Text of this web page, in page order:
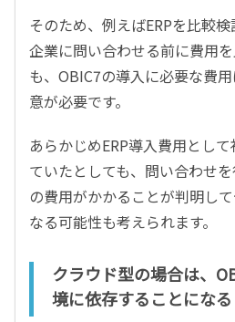
そのため、例えばERPを比較
企業に問い合わせる前に費用
も、OBIC7の導入に必要な費
意が必要です。
あらかじめERP導入費用とし
ていたとしても、問い合わせ
の費用がかかることが判明し
なる可能性も考えられます。
クラウド型の場合は、
境に依存することになる